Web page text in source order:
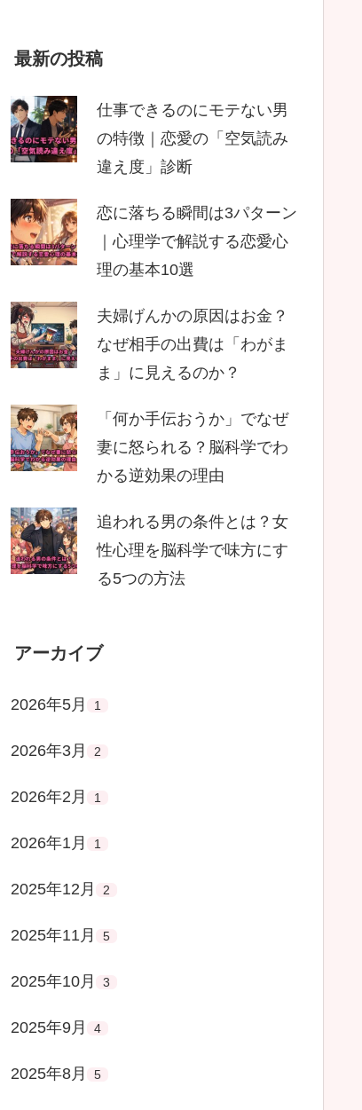
最新の投稿
仕事できるのにモテない男
の特徴｜恋愛の「空気読み
違え度」診断
恋に落ちる瞬間は3パターン
｜心理学で解説する恋愛心
理の基本10選
夫婦げんかの原因はお金？
なぜ相手の出費は「わがま
ま」に見えるのか？
「何か手伝おうか」でなぜ
妻に怒られる？脳科学でわ
かる逆効果の理由
追われる男の条件とは？女
性心理を脳科学で味方にす
る5つの方法
アーカイブ
2026年5月 1
2026年3月 2
2026年2月 1
2026年1月 1
2025年12月 2
2025年11月 5
2025年10月 3
2025年9月 4
2025年8月 5